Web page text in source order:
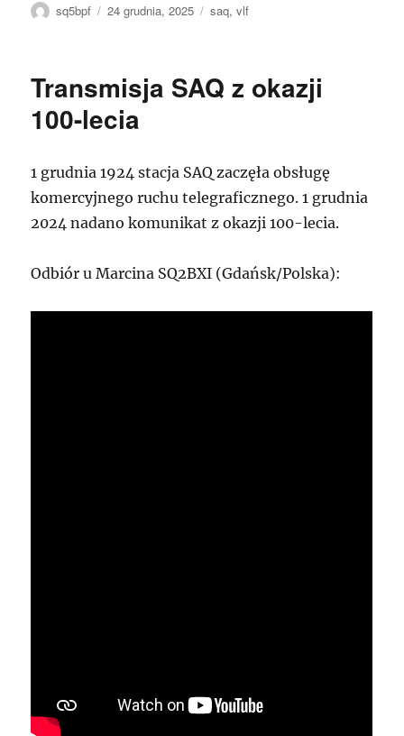
Autor
sq5bpf
Data
24 grudnia, 2025 Tagi
saq,vlf
Transmisja SAQ z okazji
100-lecia
1 grudnia 1924 stacja SAQ zaczęła obsługę
komercyjnego ruchu telegraficznego. 1 grudnia
2024 nadano komunikat z okazji 100-lecia.
Odbiór u Marcina SQ2BXI (Gdańsk/Polska):